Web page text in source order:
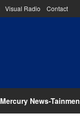
Visual Radio Contact
Mercury News-